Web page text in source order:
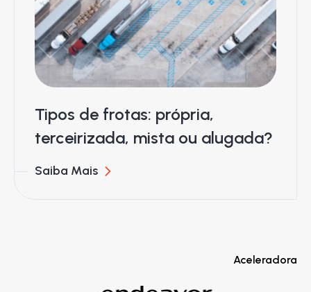
Tipos de frotas: própria,
terceirizada, mista ou alugada?
Saiba Mais
Aceleradora